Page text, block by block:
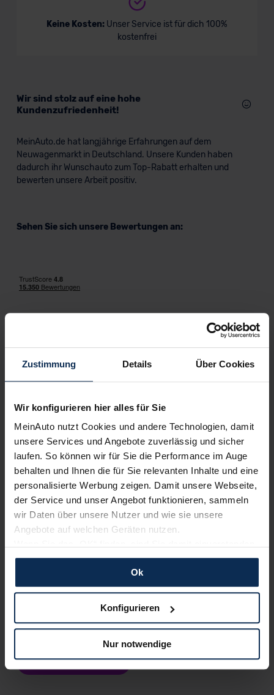
Zustimmung Details Über Cookies
Wir konfigurieren hier alles für Sie
MeinAuto nutzt Cookies und andere Technologien, damit
unsere Services und Angebote zuverlässig und sicher
laufen. So können wir für Sie die Performance im Auge
behalten und Ihnen die für Sie relevanten Inhalte und eine
personalisierte Werbung zeigen. Damit unsere Webseite,
der Service und unser Angebot funktionieren, sammeln
wir Daten über unsere Nutzer und wie sie unsere
Angebote auf welchen Geräten nutzen.
und erlauben uns Cookies für unseren Service zu
verwenden und diese Daten an Dritte weiterzugeben,
etwa an unsere Marketingpartner. Falls Sie dem nicht
zustimmen möchten, beschränken wir uns auf die
dann nicht auf Sie zuschneiden und Sie somit nicht
perfekt auf dem Weg zu Ihrem Neuwagen unterstützen.
Sie können die Einstellungen jederzeit anpassen oder
widerrufen.
Ok
Konfigurieren
Nur notwendige
Keine Kosten: Unser Service ist für dich 100%
kostenfrei
Wir sind stolz auf eine hohe
Kundenzufriedenheit!
MeinAuto.de hat langjährige Erfahrungen auf dem
Neuwagenmarkt in Deutschland. Unsere Kunden haben
dadurch ihr Wunschauto zum Top-Rabatt erhalten und
bewerten unsere Arbeit positiv.
Sehen Sie sich unsere Bewertungen an:
Testberichte
KI-generiert
Begeistert das Hardtop in der neuen
Die ursprüngliche Form des Mazda MX-5 ist der Roadster.
2008 debütierte der Zweisitzer als MX-5 RF mit einem
Test suchen wir mit der Topversion Homura eine Antwort.
Artikel lesen